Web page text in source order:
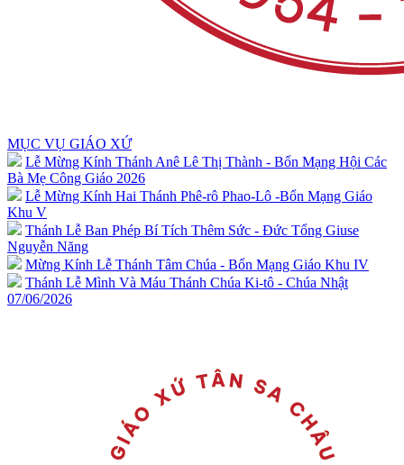
MỤC VỤ GIÁO XỨ
Lễ Mừng Kính Thánh Anê Lê Thị Thành - Bổn Mạng Hội Các
Bà Mẹ Công Giáo 2026
Lễ Mừng Kính Hai Thánh Phê-rô Phao-Lô -Bổn Mạng Giáo
Khu V
Thánh Lễ Ban Phép Bí Tích Thêm Sức - Đức Tổng Giuse
Nguyễn Năng
Mừng Kính Lễ Thánh Tâm Chúa - Bổn Mạng Giáo Khu IV
Thánh Lễ Mình Và Máu Thánh Chúa Ki-tô - Chúa Nhật
07/06/2026